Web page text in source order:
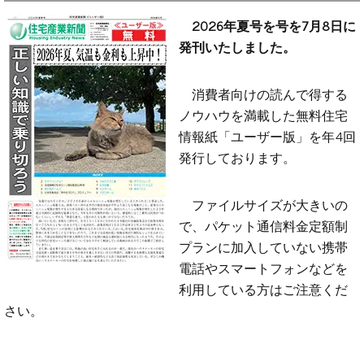
2026年夏号を号を7月8日に
発刊いたしました。
消費者向けの読んで得する
ノウハウを満載した無料住宅
情報紙「ユーザー版」を年4回
発行しております。
ファイルサイズが大きいの
で、パケット通信料金定額制
プランに加入していない携帯
電話やスマートフォンなどを
利用している方はご注意くだ
さい。